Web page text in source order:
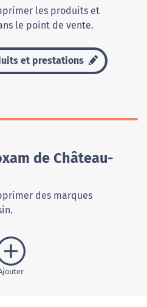
les produits et
le point de vente.
et prestations
de Château-
des marques